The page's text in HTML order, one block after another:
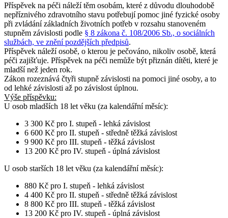
Příspěvek na péči náleží těm osobám, které z důvodu dlouhodobě
nepříznivého zdravotního stavu potřebují pomoc jiné fyzické osoby
při zvládání základních životních potřeb v rozsahu stanoveném
stupněm závislosti podle § 8 zákona č. 108/2006 Sb., o sociálních
službách, ve znění pozdějších předpisů.
Příspěvek náleží osobě, o kterou je pečováno, nikoliv osobě, která
péči zajišťuje. Příspěvek na péči nemůže být přiznán dítěti, které je
mladší než jeden rok.
Zákon rozeznává čtyři stupně závislosti na pomoci jiné osoby, a to
od lehké závislosti až po závislost úplnou.
Výše příspěvku:
U osob mladších 18 let věku (za kalendářní měsíc):
3 300 Kč pro I. stupeň - lehká závislost
6 600 Kč pro II. stupeň - středně těžká závislost
9 900 Kč pro III. stupeň - těžká závislost
13 200 Kč pro IV. stupeň - úplná závislost
U osob starších 18 let věku (za kalendářní měsíc):
880 Kč pro I. stupeň - lehká závislost
4 400 Kč pro II. stupeň - středně těžká závislost
8 800 Kč pro III. stupeň - těžká závislost
13 200 Kč pro IV. stupeň - úplná závislost